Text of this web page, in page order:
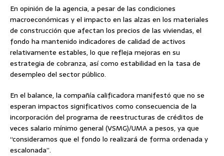
En opinión de la agencia, a pesar de las condiciones
macroeconómicas y el impacto en las alzas en los materiales
de construcción que afectan los precios de las viviendas, el
fondo ha mantenido indicadores de calidad de activos
relativamente estables, lo que refleja mejoras en su
estrategia de cobranza, así como estabilidad en la tasa de
desempleo del sector público.
En el balance, la compañía calificadora manifestó que no se
esperan impactos significativos como consecuencia de la
incorporación del programa de reestructuras de créditos de
veces salario mínimo general (VSMG)/UMA a pesos, ya que
“consideramos que el fondo lo realizará de forma ordenada y
escalonada”.